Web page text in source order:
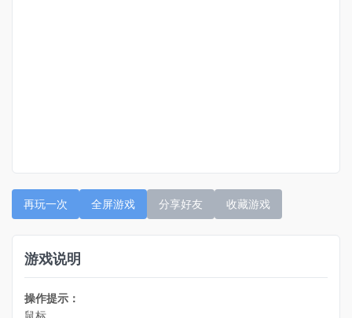
再玩一次 全屏游戏 分享好友 收藏游戏
游戏说明
操作提示：